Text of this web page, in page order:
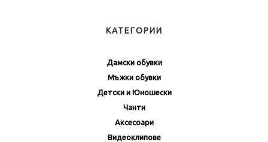
КАТЕГОРИИ
Дамски обувки
Мъжки обувки
Детски и Юношески
Чанти
Аксесоари
Видеоклипове